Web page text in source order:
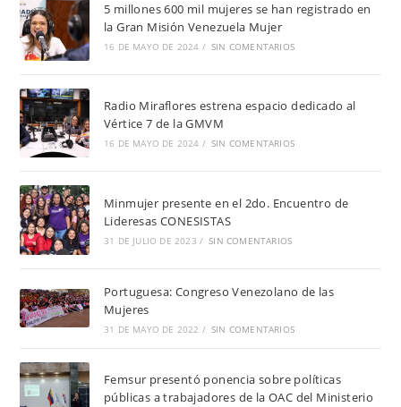
5 millones 600 mil mujeres se han registrado en
la Gran Misión Venezuela Mujer
16 DE MAYO DE 2024 / SIN COMENTARIOS
Radio Miraflores estrena espacio dedicado al
Vértice 7 de la GMVM
16 DE MAYO DE 2024 / SIN COMENTARIOS
Minmujer presente en el 2do. Encuentro de
Lideresas CONESISTAS
31 DE JULIO DE 2023 / SIN COMENTARIOS
Portuguesa: Congreso Venezolano de las
Mujeres
31 DE MAYO DE 2022 / SIN COMENTARIOS
Femsur presentó ponencia sobre políticas
públicas a trabajadores de la OAC del Ministerio